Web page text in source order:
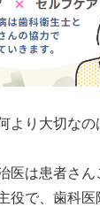
より大切なの
医は患者さん
役で、歯科医